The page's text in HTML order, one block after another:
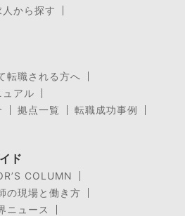
から探す
転職される方へ
アル
拠点一覧
転職成功事例
ド
COLUMN
の現場と働き方
ニュース